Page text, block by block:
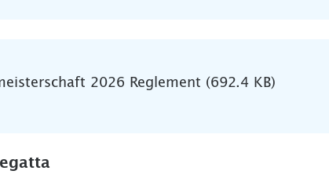
2026 Reglement (692.4 KB)